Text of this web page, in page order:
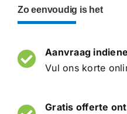
Zo eenvoudig is het
Aanvraag
Vul ons korte
Gratis offerte